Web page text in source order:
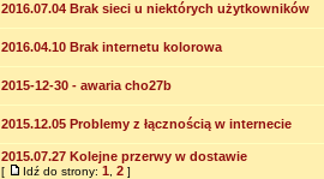
2016.07.04 Brak sieci u niektórych użytkowników
2016.04.10 Brak internetu kolorowa
2015-12-30 - awaria cho27b
2015.12.05 Problemy z łącznością w internecie
2015.07.27 Kolejne przerwy w dostawie
[ Idź do strony: 1, 2]